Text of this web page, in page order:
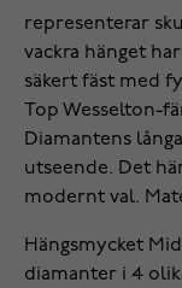
representerar
vackra hänget
säkert fäst med
Top Wesselton-
Diamantens
utseende. Det
modernt val.
Hängsmycket
diamanter i 4